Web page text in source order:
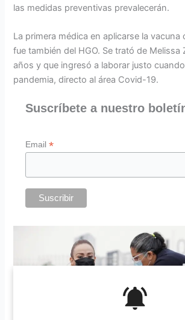
las medidas preventivas prevalecerán.
La primera médica en aplicarse la
fue también del HGO. Se trató de Melissa
años y que ingresó a laborar justo
pandemia, directo al área Covid-19.
Suscríbete a nuestro
Email*